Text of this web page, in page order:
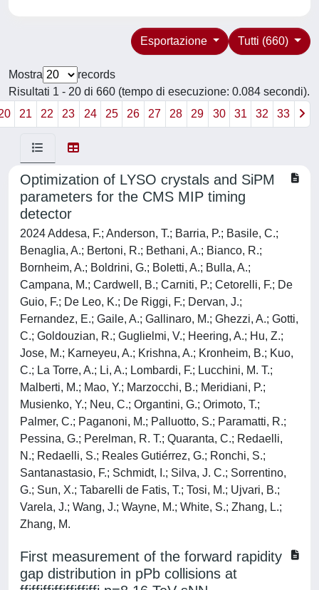
Tutti (660)
Esportazione
Mostra
records
Risultati 1 - 20 di 660 (tempo di esecuzione: 0.084 secondi).
21 22 23 24 25 26 27 28 29 30 31 32 33
Optimization of LYSO crystals and SiPM
parameters for the CMS MIP timing
detector
2024 Addesa, F.; Anderson, T.; Barria, P.; Basile, C.;
Benaglia, A.; Bertoni, R.; Bethani, A.; Bianco, R.;
Bornheim, A.; Boldrini, G.; Boletti, A.; Bulla, A.;
Campana, M.; Cardwell, B.; Carniti, P.; Cetorelli, F.; De
Guio, F.; De Leo, K.; De Riggi, F.; Dervan, J.;
Fernandez, E.; Gaile, A.; Gallinaro, M.; Ghezzi, A.; Gotti,
C.; Goldouzian, R.; Guglielmi, V.; Heering, A.; Hu, Z.;
Jose, M.; Karneyeu, A.; Krishna, A.; Kronheim, B.; Kuo,
C.; La Torre, A.; Li, A.; Lombardi, F.; Lucchini, M. T.;
Malberti, M.; Mao, Y.; Marzocchi, B.; Meridiani, P.;
Musienko, Y.; Neu, C.; Organtini, G.; Orimoto, T.;
Palmer, C.; Paganoni, M.; Palluotto, S.; Paramatti, R.;
Pessina, G.; Perelman, R. T.; Quaranta, C.; Redaelli,
N.; Redaelli, S.; Reales Gutiérrez, G.; Ronchi, S.;
Santanastasio, F.; Schmidt, I.; Silva, J. C.; Sorrentino,
G.; Sun, X.; Tabarelli de Fatis, T.; Tosi, M.; Ujvari, B.;
Varela, J.; Wang, J.; Wayne, M.; White, S.; Zhang, L.;
Zhang, M.
First measurement of the forward rapidity
gap distribution in pPb collisions at